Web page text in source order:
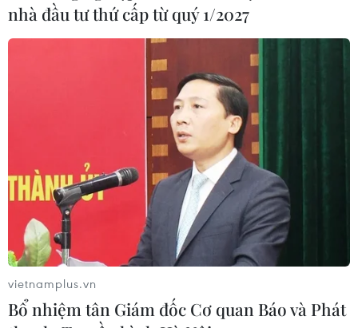
Bánh chưng có giá từ 50 ngàn/chiếc. Giò chả từ 180-
200 ngàn đồng/cân. (Ảnh: Minh Sơn/Vietnam+)
nhà đầu tư thứ cấp từ quý 1/2027
vietnamplus.vn
Bổ nhiệm tân Giám đốc Cơ quan Báo và Phát